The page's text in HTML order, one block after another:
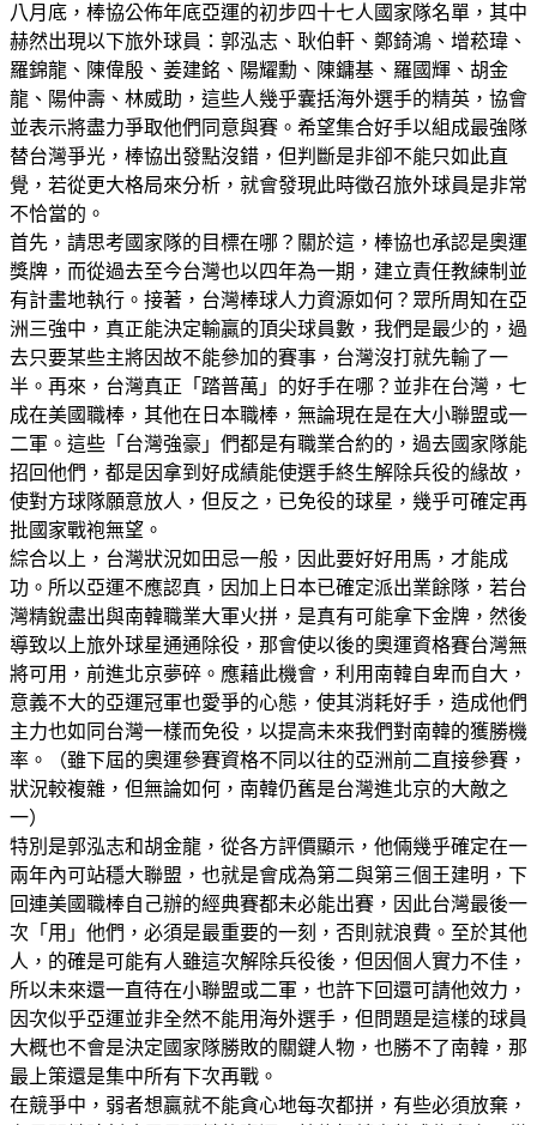
八月底，棒協公佈年底亞運的初步四十七人國家隊名單，其中
赫然出現以下旅外球員：郭泓志、耿伯軒、鄭錡鴻、增菘瑋、
羅錦龍、陳偉殷、姜建銘、陽耀勳、陳鏞基、羅國輝、胡金
龍、陽仲壽、林威助，這些人幾乎囊括海外選手的精英，協會
並表示將盡力爭取他們同意與賽。希望集合好手以組成最強隊
替台灣爭光，棒協出發點沒錯，但判斷是非卻不能只如此直
覺，若從更大格局來分析，就會發現此時徵召旅外球員是非常
不恰當的。
首先，請思考國家隊的目標在哪？關於這，棒協也承認是奧運
獎牌，而從過去至今台灣也以四年為一期，建立責任教練制並
有計畫地執行。接著，台灣棒球人力資源如何？眾所周知在亞
洲三強中，真正能決定輸贏的頂尖球員數，我們是最少的，過
去只要某些主將因故不能參加的賽事，台灣沒打就先輸了一
半。再來，台灣真正「踏普萬」的好手在哪？並非在台灣，七
成在美國職棒，其他在日本職棒，無論現在是在大小聯盟或一
二軍。這些「台灣強豪」們都是有職業合約的，過去國家隊能
招回他們，都是因拿到好成績能使選手終生解除兵役的緣故，
使對方球隊願意放人，但反之，已免役的球星，幾乎可確定再
批國家戰袍無望。
綜合以上，台灣狀況如田忌一般，因此要好好用馬，才能成
功。所以亞運不應認真，因加上日本已確定派出業餘隊，若台
灣精銳盡出與南韓職業大軍火拼，是真有可能拿下金牌，然後
導致以上旅外球星通通除役，那會使以後的奧運資格賽台灣無
將可用，前進北京夢碎。應藉此機會，利用南韓自卑而自大，
意義不大的亞運冠軍也愛爭的心態，使其消耗好手，造成他們
主力也如同台灣一樣而免役，以提高未來我們對南韓的獲勝機
率。（雖下屆的奧運參賽資格不同以往的亞洲前二直接參賽，
狀況較複雜，但無論如何，南韓仍舊是台灣進北京的大敵之
一）
特別是郭泓志和胡金龍，從各方評價顯示，他倆幾乎確定在一
兩年內可站穩大聯盟，也就是會成為第二與第三個王建明，下
回連美國職棒自己辦的經典賽都未必能出賽，因此台灣最後一
次「用」他們，必須是最重要的一刻，否則就浪費。至於其他
人，的確是可能有人雖這次解除兵役後，但因個人實力不佳，
所以未來還一直待在小聯盟或二軍，也許下回還可請他效力，
因次似乎亞運並非全然不能用海外選手，但問題是這樣的球員
大概也不會是決定國家隊勝敗的關鍵人物，也勝不了南韓，那
最上策還是集中所有下次再戰。
在競爭中，弱者想贏就不能貪心地每次都拼，有些必須放棄，